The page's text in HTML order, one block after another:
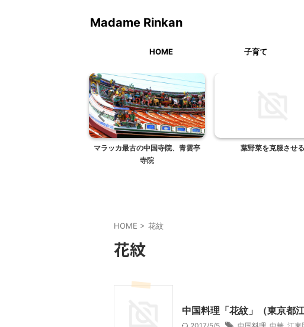
Madame Rinkan
HOME 子育て
マラッカ最古の中国寺院、青雲亭
寺院
葉野菜を克服させる
HOME > 花紋
花紋
中国料理「花紋」（東京都江